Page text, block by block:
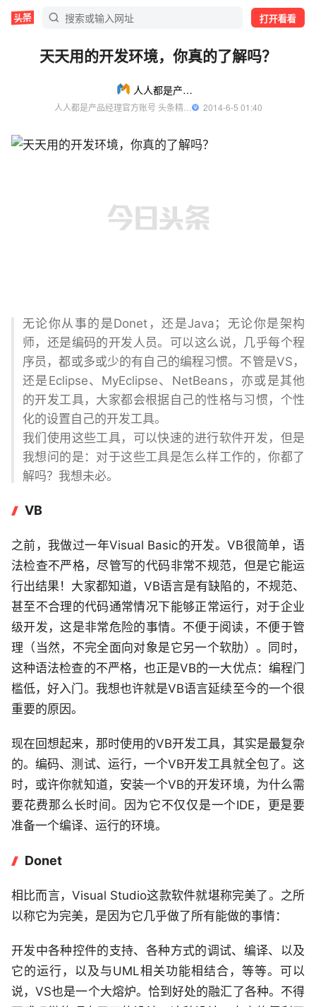
打开看看
天天用的开发环境，你真的了解吗？
人人都是产品经理
人人都是产品经理官方账号 头条精选作者
  2014-6-5 01:40
无论你从事的是Donet，还是Java；无论你是架构
师，还是编码的开发人员。可以这么说，几乎每个程
序员，都或多或少的有自己的编程习惯。不管是VS，
还是Eclipse、MyEclipse、NetBeans，亦或是其他
的开发工具，大家都会根据自己的性格与习惯，个性
化的设置自己的开发工具。
我们使用这些工具，可以快速的进行软件开发，但是
我想问的是：对于这些工具是怎么样工作的，你都了
解吗？我想未必。
VB
之前，我做过一年Visual Basic的开发。VB很简单，语
法检查不严格，尽管写的代码非常不规范，但是它能运
行出结果！大家都知道，VB语言是有缺陷的，不规范、
甚至不合理的代码通常情况下能够正常运行，对于企业
级开发，这是非常危险的事情。不便于阅读，不便于管
理（当然，不完全面向对象是它另一个软肋）。同时，
这种语法检查的不严格，也正是VB的一大优点：编程门
槛低，好入门。我想也许就是VB语言延续至今的一个很
重要的原因。
现在回想起来，那时使用的VB开发工具，其实是最复杂
的。编码、测试、运行，一个VB开发工具就全包了。这
时，或许你就知道，安装一个VB的开发环境，为什么需
要花费那么长时间。因为它不仅仅是一个IDE，更是要
准备一个编译、运行的环境。
Donet
相比而言，Visual Studio这款软件就堪称完美了。之所
以称它为完美，是因为它几乎做了所有能做的事情：
开发中各种控件的支持、各种方式的调试、编译、以及
它的运行，以及与UML相关功能相结合，等等。可以
说，VS也是一个大熔炉。恰到好处的融汇了各种。不得